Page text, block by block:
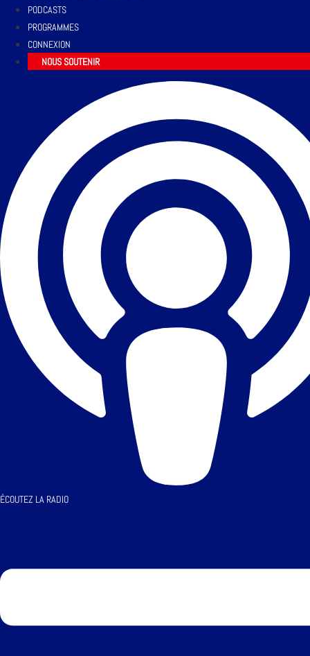
PODCASTS
PROGRAMMES
CONNEXION
NOUS SOUTENIR
ÉCOUTEZ LA RADIO